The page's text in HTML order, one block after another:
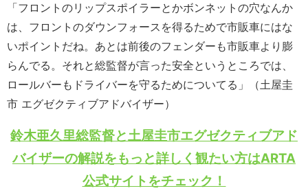
「フロントのリップスポイラーとかボンネットの穴なんか
は、フロントのダウンフォースを得るためで市販車にはな
いポイントだね。あとは前後のフェンダーも市販車より膨
らんでる。それと総監督が言った安全というところでは、
ロールバーもドライバーを守るためについてる」（土屋圭
市 エグゼクティブアドバイザー）
鈴木亜久里総監督と土屋圭市エグゼクティブアド
バイザーの解説をもっと詳しく観たい方はARTA
公式サイトをチェック！